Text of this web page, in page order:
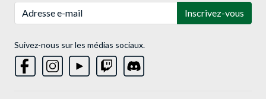
Inscrivez-vous
Suivez-nous sur les médias sociaux.